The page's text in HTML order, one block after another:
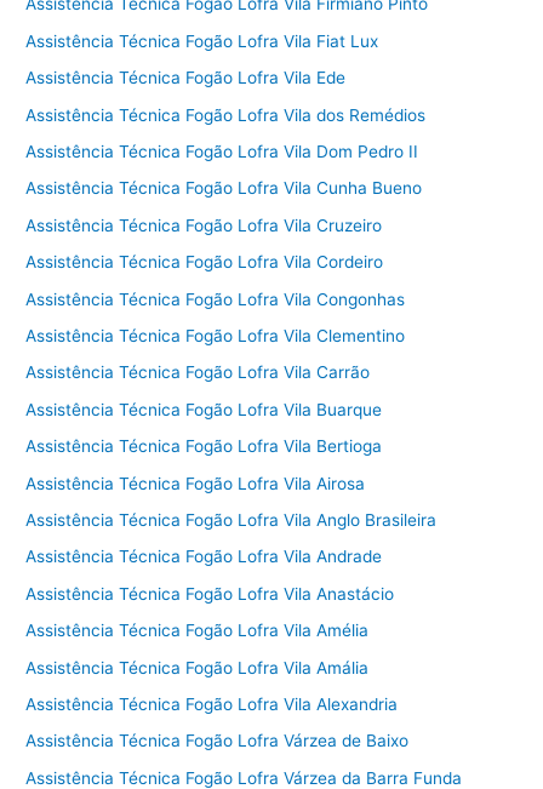
Assistência Técnica Fogão Lofra Vila Firmiano Pinto
Assistência Técnica Fogão Lofra Vila Fiat Lux
Assistência Técnica Fogão Lofra Vila Ede
Assistência Técnica Fogão Lofra Vila dos Remédios
Assistência Técnica Fogão Lofra Vila Dom Pedro II
Assistência Técnica Fogão Lofra Vila Cunha Bueno
Assistência Técnica Fogão Lofra Vila Cruzeiro
Assistência Técnica Fogão Lofra Vila Cordeiro
Assistência Técnica Fogão Lofra Vila Congonhas
Assistência Técnica Fogão Lofra Vila Clementino
Assistência Técnica Fogão Lofra Vila Carrão
Assistência Técnica Fogão Lofra Vila Buarque
Assistência Técnica Fogão Lofra Vila Bertioga
Assistência Técnica Fogão Lofra Vila Airosa
Assistência Técnica Fogão Lofra Vila Anglo Brasileira
Assistência Técnica Fogão Lofra Vila Andrade
Assistência Técnica Fogão Lofra Vila Anastácio
Assistência Técnica Fogão Lofra Vila Amélia
Assistência Técnica Fogão Lofra Vila Amália
Assistência Técnica Fogão Lofra Vila Alexandria
Assistência Técnica Fogão Lofra Várzea de Baixo
Assistência Técnica Fogão Lofra Várzea da Barra Funda